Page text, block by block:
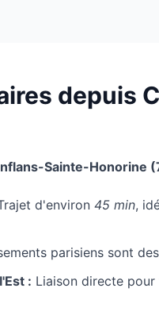
depuis
Sainte-Honorine (
d'environ 45 min,
parisiens sont
: Liaison directe